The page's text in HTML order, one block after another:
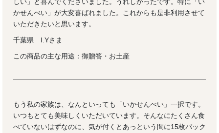
しい」と喜んでくださいました。うれしかったです。特に「い
かせんべい」が大変喜ばれました。これからも是非利用させて
いただきたいと思います。
千葉県 I.Yさま
この商品の主な用途：御贈答・お土産
もう私の家族は、なんといっても「いかせんべい」一択です。
いつもとても美味しくいただいています。そんなにたくさん食
べていないはずなのに、気が付くとあっという間に15枚パック